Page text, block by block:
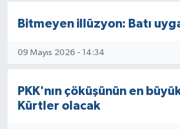
Bitmeyen illüzyon: Batı
09 Mayıs 2026 - 14:34
PKK'nın çöküşünün en
Kürtler olacak